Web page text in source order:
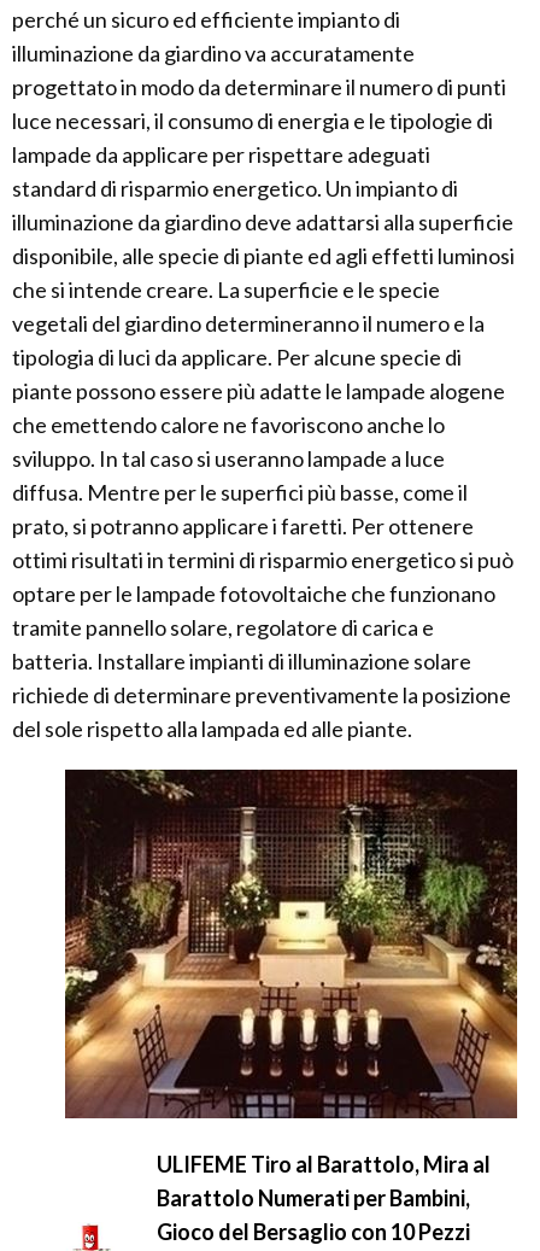
perché un sicuro ed efficiente impianto di
illuminazione da giardino va accuratamente
progettato in modo da determinare il numero di punti
luce necessari, il consumo di energia e le tipologie di
lampade da applicare per rispettare adeguati
standard di risparmio energetico. Un impianto di
illuminazione da giardino deve adattarsi alla superficie
disponibile, alle specie di piante ed agli effetti luminosi
che si intende creare. La superficie e le specie
vegetali del giardino determineranno il numero e la
tipologia di luci da applicare. Per alcune specie di
piante possono essere più adatte le lampade alogene
che emettendo calore ne favoriscono anche lo
sviluppo. In tal caso si useranno lampade a luce
diffusa. Mentre per le superfici più basse, come il
prato, si potranno applicare i faretti. Per ottenere
ottimi risultati in termini di risparmio energetico si può
optare per le lampade fotovoltaiche che funzionano
tramite pannello solare, regolatore di carica e
batteria. Installare impianti di illuminazione solare
richiede di determinare preventivamente la posizione
del sole rispetto alla lampada ed alle piante.
ULIFEME Tiro al Barattolo, Mira al
Barattolo Numerati per Bambini,
Gioco del Bersaglio con 10 Pezzi